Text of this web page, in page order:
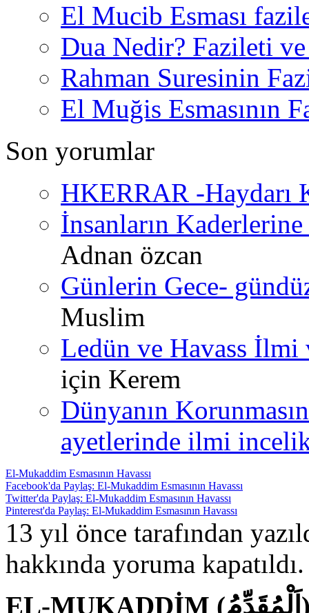
El Mucib Esması
Dua Nedir? Fazileti
Rahman Suresinin
El Muğis Esmasının
Son yorumlar
HKERRAR -Haydarı
İnsanların
Adnan özcan
Günlerin Gece-
Muslim
Ledün ve Havass İlmi
için Kerem
Dünyanın
ayetlerinde ilmi
El-Mukaddim Esmasının Havassı
Facebook'da Paylaş: El-Mukaddim Esmasının Havassı
Twitter'da Paylaş: El-Mukaddim Esmasının Havassı
Pinterest'da Paylaş: El-Mukaddim Esmasının Havassı
13 yıl önce tarafından
hakkında yoruma kapatıldı.